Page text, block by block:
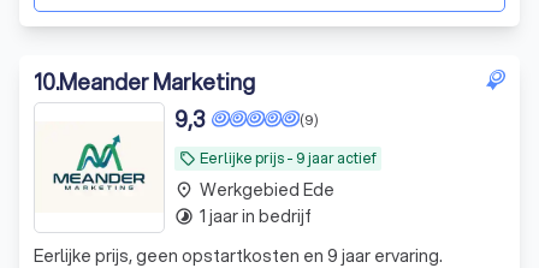
10.Meander Marketing
local_offer Eerlijke prijs - 9 jaar actief
(9)
9,3
Eerlijke prijs, geen opstartkosten en 9 jaar ervaring.
place Werkgebied Ede
timelapse 1 jaar in bedrijf